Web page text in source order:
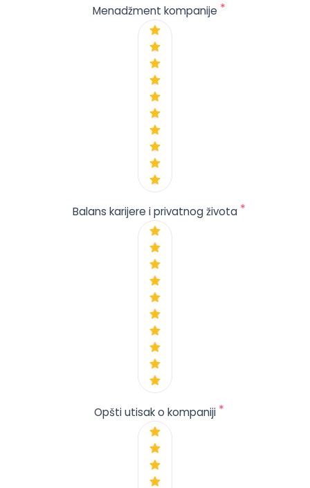
Menadžment kompanije *
Balans karijere i privatnog života *
Opšti utisak o kompaniji *